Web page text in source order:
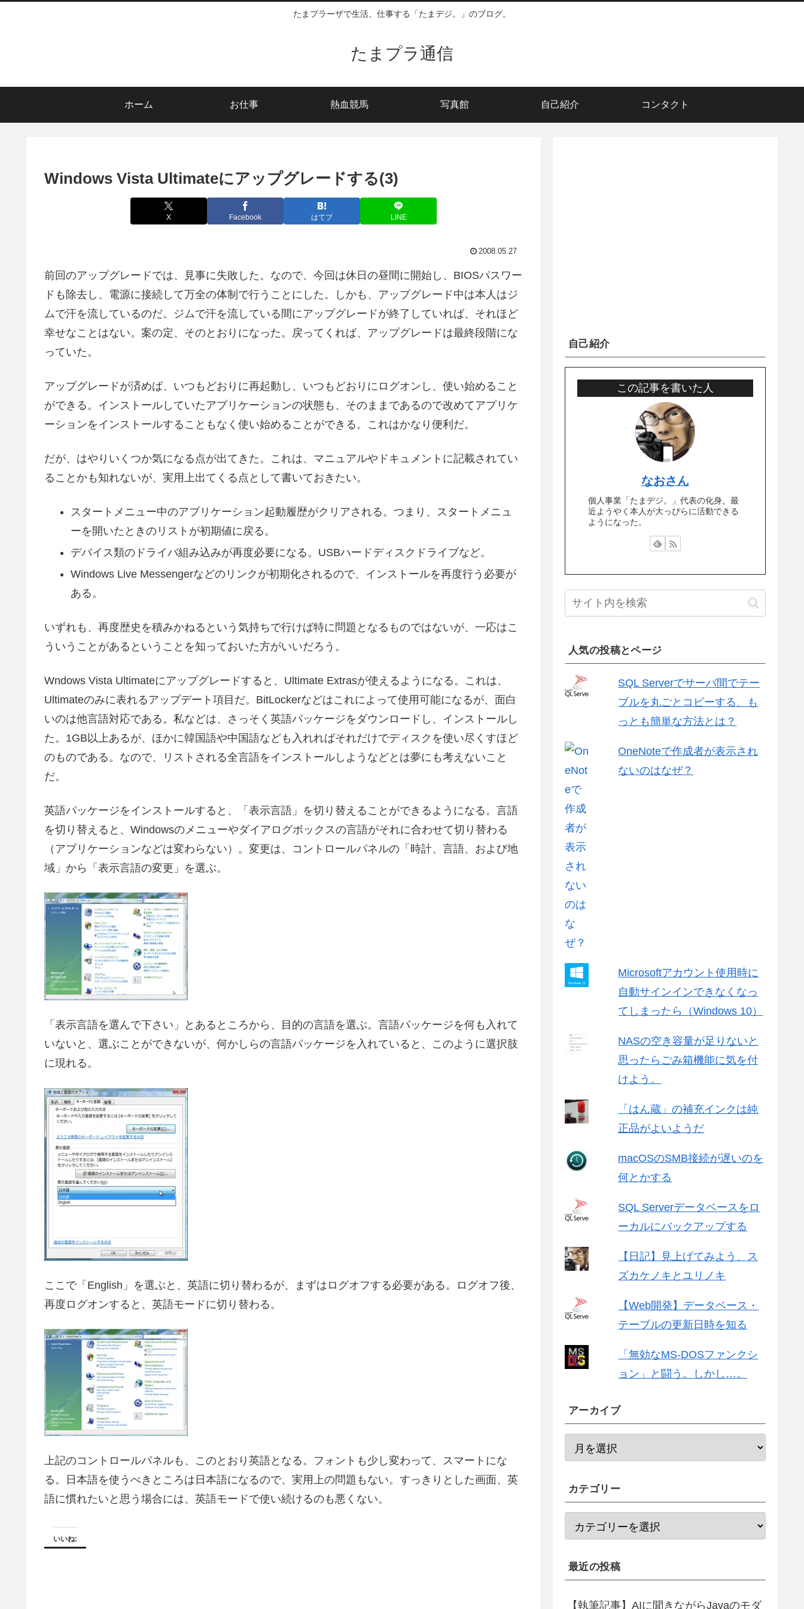
たまプラーザで生活、仕事する「たまデジ。」のブログ。
たまプラ通信
ホーム お仕事 熱血競馬 写真館 自己紹介 コンタクト
Windows Vista Ultimateにアップグレードする(3)
X Facebook はてブ LINE
2008.05.27
前回のアップグレードでは、見事に失敗した。なので、今回は休日の昼間に開始し、BIOSパスワー
ドも除去し、電源に接続して万全の体制で行うことにした。しかも、アップグレード中は本人はジ
ムで汗を流しているのだ。ジムで汗を流している間にアップグレードが終了していれば、それほど
幸せなことはない。案の定、そのとおりになった。戻ってくれば、アップグレードは最終段階にな
っていた。
アップグレードが済めば、いつもどおりに再起動し、いつもどおりにログオンし、使い始めること
ができる。インストールしていたアプリケーションの状態も、そのままであるので改めてアプリケ
ーションをインストールすることもなく使い始めることができる。これはかなり便利だ。
だが、はやりいくつか気になる点が出てきた。これは、マニュアルやドキュメントに記載されてい
ることかも知れないが、実用上出てくる点として書いておきたい。
スタートメニュー中のアプリケーション起動履歴がクリアされる。つまり、スタートメニュ
ーを開いたときのリストが初期値に戻る。
デバイス類のドライバ組み込みが再度必要になる。USBハードディスクドライブなど。
Windows Live Messengerなどのリンクが初期化されるので、インストールを再度行う必要が
ある。
いずれも、再度歴史を積みかねるという気持ちで行けば特に問題となるものではないが、一応はこ
ういうことがあるということを知っておいた方がいいだろう。
Wndows Vista Ultimateにアップグレードすると、Ultimate Extrasが使えるようになる。これは、
Ultimateのみに表れるアップデート項目だ。BitLockerなどはこれによって使用可能になるが、面白
いのは他言語対応である。私などは、さっそく英語パッケージをダウンロードし、インストールし
た。1GB以上あるが、ほかに韓国語や中国語なども入れればそれだけでディスクを使い尽くすほど
のものである。なので、リストされる全言語をインストールしようなどとは夢にも考えないこと
だ。
英語パッケージをインストールすると、「表示言語」を切り替えることができるようになる。言語
を切り替えると、Windowsのメニューやダイアログボックスの言語がそれに合わせて切り替わる
（アプリケーションなどは変わらない）。変更は、コントロールパネルの「時計、言語、および地
域」から「表示言語の変更」を選ぶ。
「表示言語を選んで下さい」とあるところから、目的の言語を選ぶ。言語パッケージを何も入れて
いないと、選ぶことができないが、何かしらの言語パッケージを入れていると、このように選択肢
に現れる。
ここで「English」を選ぶと、英語に切り替わるが、まずはログオフする必要がある。ログオフ後、
再度ログオンすると、英語モードに切り替わる。
上記のコントロールパネルも、このとおり英語となる。フォントも少し変わって、スマートにな
る。日本語を使うべきところは日本語になるので、実用上の問題もない。すっきりとした画面、英
語に慣れたいと思う場合には、英語モードで使い続けるのも悪くない。
いいね:
自己紹介
この記事を書いた人
なおさん
個人事業「たまデジ。」代表の化身。最
近ようやく本人が大っぴらに活動できる
ようになった。
人気の投稿とページ
SQL Serverでサーバ間でテー
ブルを丸ごとコピーする、も
っとも簡単な方法とは？
OneNoteで作成者が表示され
ないのはなぜ？
Microsoftアカウント使用時に
自動サインインできなくなっ
てしまったら（Windows 10）
NASの空き容量が足りないと
思ったらごみ箱機能に気を付
けよう。
「はん蔵」の補充インクは純
正品がよいようだ
macOSのSMB接続が遅いのを
何とかする
SQL Serverデータベースをロ
ーカルにバックアップする
【日記】見上げてみよう、ス
ズカケノキとユリノキ
【Web開発】データベース・
テーブルの更新日時を知る
「無効なMS-DOSファンクシ
ョン」と闘う。しかし…。
アーカイブ
カテゴリー
最近の投稿
【執筆記事】AIに聞きながらJavaのモダ